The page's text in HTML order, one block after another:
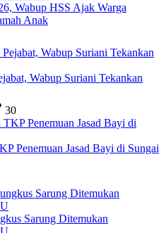
Wabup HSS Ajak Warga
Anak
Wabup Suriani Tekankan
30
Penemuan Jasad Bayi di Sungai
Sarung Ditemukan